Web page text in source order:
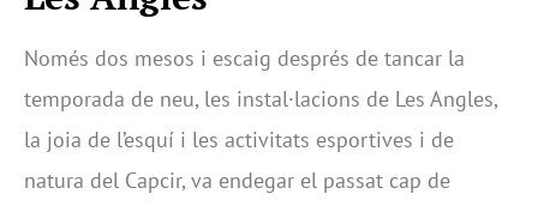
Només dos mesos i escaig després de tancar la
temporada de neu, les instal·lacions de Les Angles,
la joia de l’esquí i les activitats esportives i de
natura del Capcir, va endegar el passat cap de